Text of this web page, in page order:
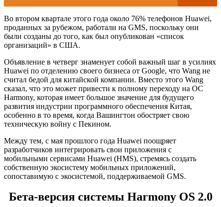
Во втором квартале этого года около 76% телефонов Huawei,
проданных за рубежом, работали на GMS, поскольку они
были созданы до того, как был опубликован «список
организаций» в США.
Объявление в четверг знаменует собой важный шаг в усилиях
Huawei по отделению своего бизнеса от Google, что Wang не
считал бедой для китайской компании. Вместо этого Wang
сказал, что это может привести к полному переходу на ОС
Harmony, которая имеет большое значение для будущего
развития индустрии программного обеспечения Китая,
особенно в то время, когда Вашингтон обостряет свою
техническую войну с Пекином.
Между тем, с мая прошлого года Huawei поощряет
разработчиков интегрировать свои приложения с
мобильными сервисами Huawei (HMS), стремясь создать
собственную экосистему мобильных приложений,
сопоставимую с экосистемой, поддерживаемой GMS.
Бета-версия системы Harmony OS 2.0